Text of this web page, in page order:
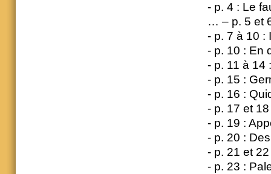
- p. 4 : Le
… – p. 5 et
- p. 7 à 10 :
- p. 10 : En
- p. 11 à 14
- p. 15 :
- p. 16 :
- p. 17 et
- p. 19 :
- p. 20 :
- p. 21 et
- p. 23 :